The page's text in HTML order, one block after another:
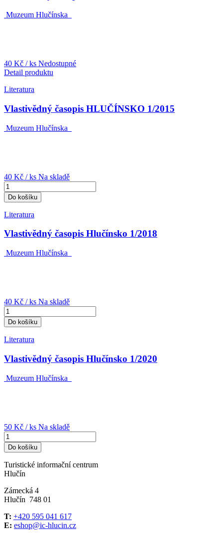
Muzeum Hlučínska
40 Kč / ks Nedostupné
Detail produktu
Literatura
Vlastivědný časopis HLUČÍNSKO 1/2015
Muzeum Hlučínska
40 Kč / ks Na skladě
Do košíku
Literatura
Vlastivědný časopis Hlučínsko 1/2018
Muzeum Hlučínska
40 Kč / ks Na skladě
Do košíku
Literatura
Vlastivědný časopis Hlučínsko 1/2020
Muzeum Hlučínska
50 Kč / ks Na skladě
Do košíku
Turistické informační centrum
Hlučín
Zámecká 4
Hlučín 748 01
T: +420 595 041 617
E: eshop@ic-hlucin.cz